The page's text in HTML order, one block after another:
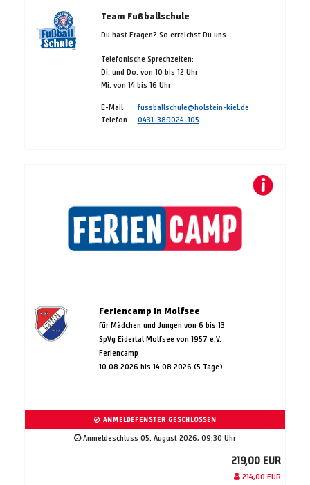
Team Fußballschule
Du hast Fragen? So erreichst Du uns.
Telefonische Sprechzeiten:
Di. und Do. von 10 bis 12 Uhr
Mi. von 14 bis 16 Uhr
E-Mail
fussballschule@holstein-kiel.de
Telefon
0431-389024-105
Feriencamp in Molfsee
für Mädchen und Jungen von 6 bis 13
SpVg Eidertal Molfsee von 1957 e.V.
Feriencamp
10.08.2026 bis 14.08.2026 (5 Tage)
ANMELDEFENSTER GESCHLOSSEN
Anmeldeschluss 05. August 2026, 09:30 Uhr
219,00 EUR
214,00 EUR